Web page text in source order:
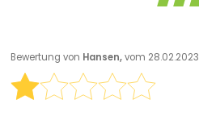
Bewertung von Hansen,vom 28.02.2023